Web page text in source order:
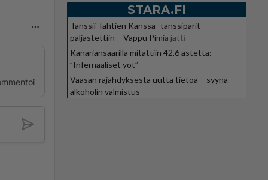
STARA.FI
Tanssii Tähtien Kanssa -tanssiparit
paljastettiin – Vappu Pimiä jätti
suosikkiohjelman
Kanariansaarilla mitattiin 42,6 astetta:
”Infernaaliset yöt”
Vaasan räjähdyksestä uutta tietoa – syynä
alkoholin valmistus